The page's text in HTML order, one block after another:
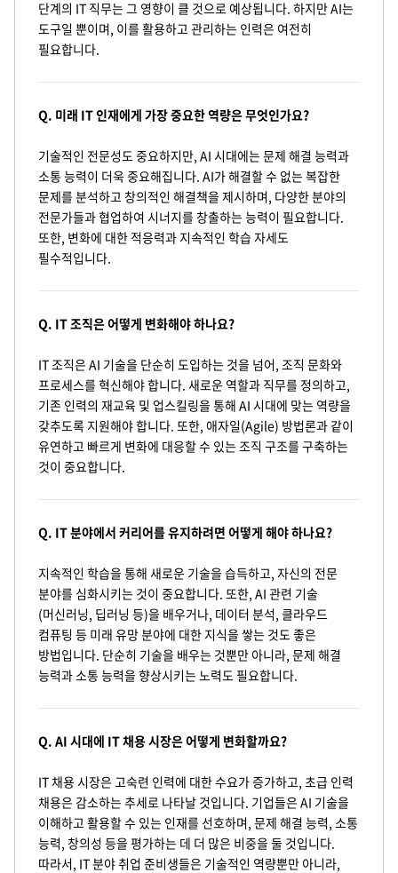
단계의 IT 직무는 그 영향이 클 것으로 예상됩니다. 하지만 AI는
도구일 뿐이며, 이를 활용하고 관리하는 인력은 여전히
필요합니다.
Q. 미래 IT 인재에게 가장 중요한 역량은 무엇인가요?
기술적인 전문성도 중요하지만, AI 시대에는 문제 해결 능력과
소통 능력이 더욱 중요해집니다. AI가 해결할 수 없는 복잡한
문제를 분석하고 창의적인 해결책을 제시하며, 다양한 분야의
전문가들과 협업하여 시너지를 창출하는 능력이 필요합니다.
또한, 변화에 대한 적응력과 지속적인 학습 자세도
필수적입니다.
Q. IT 조직은 어떻게 변화해야 하나요?
IT 조직은 AI 기술을 단순히 도입하는 것을 넘어, 조직 문화와
프로세스를 혁신해야 합니다. 새로운 역할과 직무를 정의하고,
기존 인력의 재교육 및 업스킬링을 통해 AI 시대에 맞는 역량을
갖추도록 지원해야 합니다. 또한, 애자일(Agile) 방법론과 같이
유연하고 빠르게 변화에 대응할 수 있는 조직 구조를 구축하는
것이 중요합니다.
Q. IT 분야에서 커리어를 유지하려면 어떻게 해야 하나요?
지속적인 학습을 통해 새로운 기술을 습득하고, 자신의 전문
분야를 심화시키는 것이 중요합니다. 또한, AI 관련 기술
(머신러닝, 딥러닝 등)을 배우거나, 데이터 분석, 클라우드
컴퓨팅 등 미래 유망 분야에 대한 지식을 쌓는 것도 좋은
방법입니다. 단순히 기술을 배우는 것뿐만 아니라, 문제 해결
능력과 소통 능력을 향상시키는 노력도 필요합니다.
Q. AI 시대에 IT 채용 시장은 어떻게 변화할까요?
IT 채용 시장은 고숙련 인력에 대한 수요가 증가하고, 초급 인력
채용은 감소하는 추세로 나타날 것입니다. 기업들은 AI 기술을
이해하고 활용할 수 있는 인재를 선호하며, 문제 해결 능력, 소통
능력, 창의성 등을 평가하는 데 더 많은 비중을 둘 것입니다.
따라서, IT 분야 취업 준비생들은 기술적인 역량뿐만 아니라,